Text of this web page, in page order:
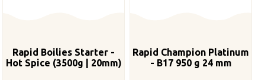
Rapid Boilies Starter -
Hot Spice (3500g | 20mm)
Rapid Champion Platinum
- B17 950 g 24 mm